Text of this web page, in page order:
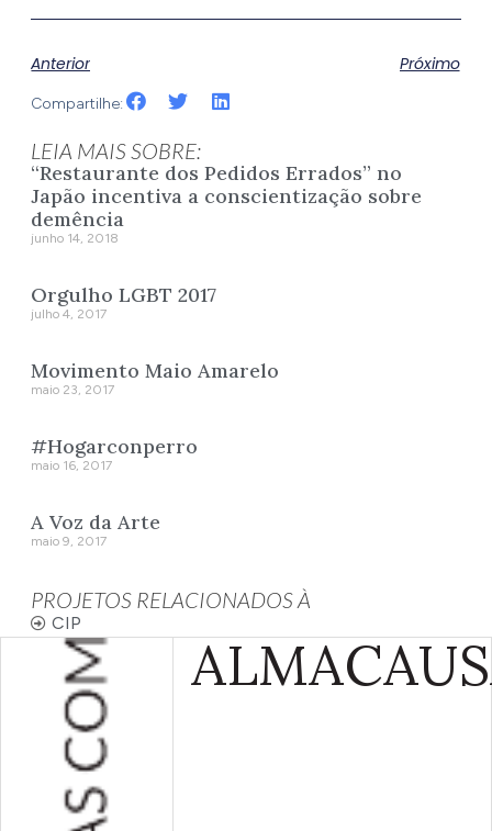
Anterior Próximo
Compartilhe:
LEIA MAIS SOBRE:
“Restaurante dos Pedidos Errados” no
Japão incentiva a conscientização sobre
demência
junho 14, 2018
Orgulho LGBT 2017
julho 4, 2017
Movimento Maio Amarelo
maio 23, 2017
#Hogarconperro
maio 16, 2017
A Voz da Arte
maio 9, 2017
PROJETOS RELACIONADOS À
CIP
ALMA